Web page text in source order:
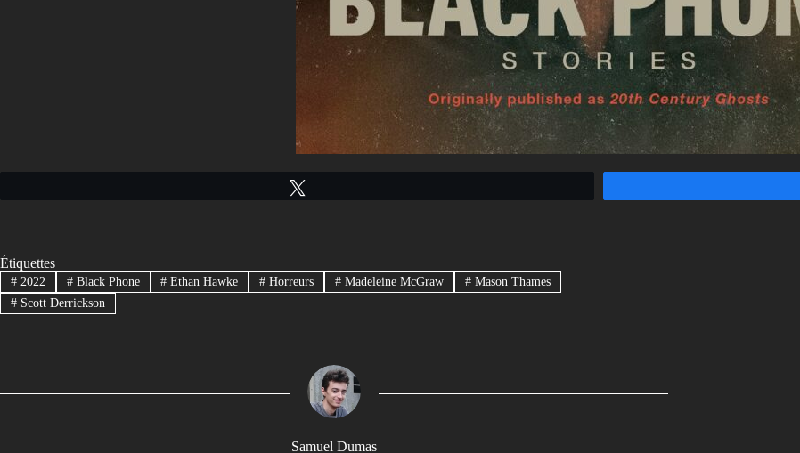
Étiquettes
#2022 #Black Phone # Ethan Hawke # Horreurs # Madeleine McGraw #Mason Thames
#Scott Derrickson
Samuel Dumas